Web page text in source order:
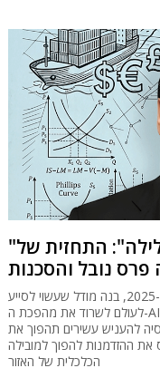
"אנשים יהפכו למיליארדרים בן לילה": התחזית של
פרס נובל והסכנות
פרופ' פיליפ אגיון, זוכה פרס נובל לכלכלה ב-2025, בנה מודל שעשוי לסייע
לעולם לשרוד את מהפכת ה-AI • בראיון מיוחד לגלובס הוא מסביר מדוע לא צריך
להעניש עשירים תהפוך את
את ההזדמנות להפוך למובילה
הכלכלית של האזור